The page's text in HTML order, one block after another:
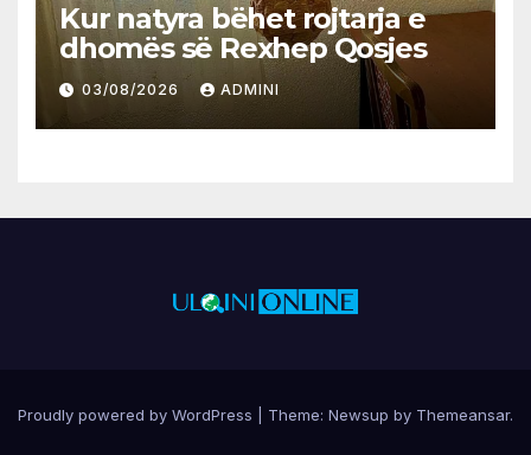
Kur natyra bëhet rojtarja e
dhomës së Rexhep Qosjes
03/08/2026 ADMINI
Proudly powered by WordPress Theme: Newsup by Themeansar.